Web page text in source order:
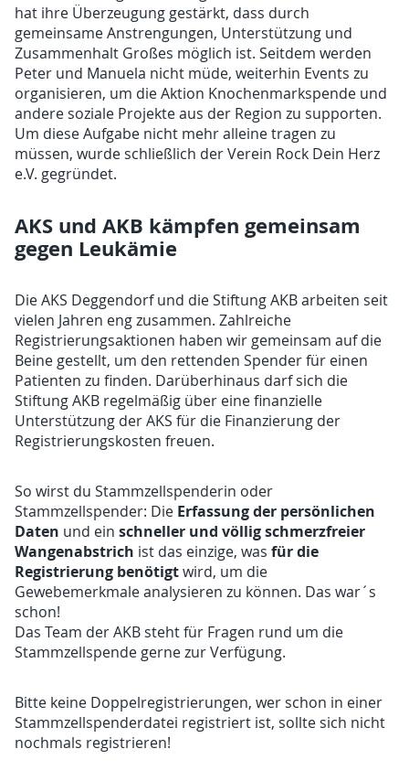
hat ihre Überzeugung gestärkt, dass durch
gemeinsame Anstrengungen, Unterstützung und
Zusammenhalt Großes möglich ist. Seitdem werden
Peter und Manuela nicht müde, weiterhin Events zu
organisieren, um die Aktion Knochenmarkspende und
andere soziale Projekte aus der Region zu supporten.
Um diese Aufgabe nicht mehr alleine tragen zu
müssen, wurde schließlich der Verein Rock Dein Herz
e.V. gegründet.
AKS und AKB kämpfen gemeinsam
gegen Leukämie
Die AKS Deggendorf und die Stiftung AKB arbeiten seit
vielen Jahren eng zusammen. Zahlreiche
Registrierungsaktionen haben wir gemeinsam auf die
Beine gestellt, um den rettenden Spender für einen
Patienten zu finden. Darüberhinaus darf sich die
Stiftung AKB regelmäßig über eine finanzielle
Unterstützung der AKS für die Finanzierung der
Registrierungskosten freuen.
So wirst du Stammzellspenderin oder
Stammzellspender: Die Erfassung der persönlichen
Daten und einschneller und völlig schmerzfreier
Wangenabstrich ist das einzige, wasfür die
Registrierung benötigtwird, um die
Gewebemerkmale analysieren zu können. Das war´s
schon!
Das Team der AKB steht für Fragen rund um die
Stammzellspende gerne zur Verfügung.
Bitte keine Doppelregistrierungen, wer schon in einer
Stammzellspenderdatei registriert ist, sollte sich nicht
nochmals registrieren!